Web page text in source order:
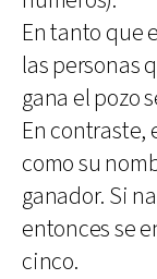
En tanto que
las personas
gana el pozo
En contraste,
como su
ganador. Si
entonces se
cinco.